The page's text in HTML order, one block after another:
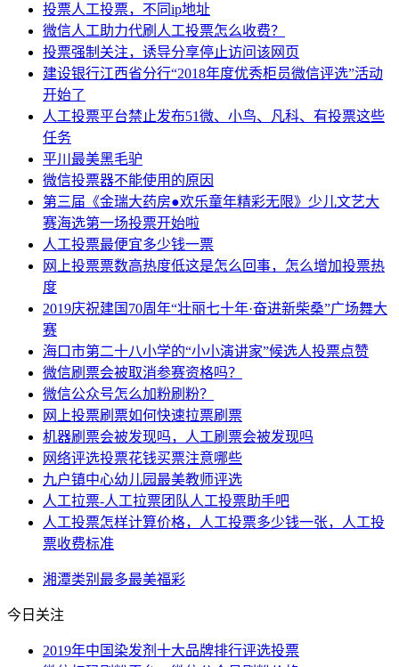
投票人工投票，不同ip地址
微信人工助力代刷人工投票怎么收费？
投票强制关注，诱导分享停止访问该网页
建设银行江西省分行“2018年度优秀柜员微信评选”活动
开始了
人工投票平台禁止发布51微、小鸟、凡科、有投票这些
任务
平川最美黑毛驴
微信投票器不能使用的原因
第三届《金瑞大药房●欢乐童年精彩无限》少儿文艺大
赛海选第一场投票开始啦
人工投票最便宜多少钱一票
网上投票票数高热度低这是怎么回事，怎么增加投票热
度
2019庆祝建国70周年“壮丽七十年·奋进新柴桑”广场舞大
赛
海口市第二十八小学的“小小演讲家”候选人投票点赞
微信刷票会被取消参赛资格吗？
微信公众号怎么加粉刷粉？
网上投票刷票如何快速拉票刷票
机器刷票会被发现吗，人工刷票会被发现吗
网络评选投票花钱买票注意哪些
九户镇中心幼儿园最美教师评选
人工拉票-人工拉票团队人工投票助手吧
人工投票怎样计算价格，人工投票多少钱一张，人工投
票收费标准
湘潭类别 最多最美福彩
今日关注
2019年中国染发剂十大品牌排行评选投票